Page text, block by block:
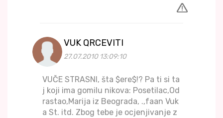
VUK QRCEVITI
27.07.2010 13:09:10
VUČE STRASNI, šta $ere$!? Pa ti si ta
j koji ima gomilu nikova: Posetilac,Od
rastao,Marija iz Beograda, .,faan Vuk
a St. itd. Zbog tebe je ocjenjivanje z